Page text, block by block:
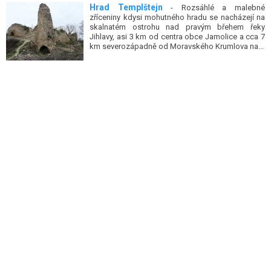
Hrad Templštejn - Rozsáhlé a malebné
zříceniny kdysi mohutného hradu se nacházejí na
skalnatém ostrohu nad pravým břehem řeky
Jihlavy, asi 3 km od centra obce Jamolice a cca 7
km severozápadně od Moravského Krumlova na...